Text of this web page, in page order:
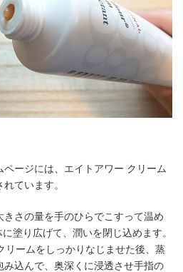
ージには、エイトアワー クリーム
ています。
きさの量を手のひらでこすって温め
塗り広げて、潤いを閉じ込めます。
リームをしっかりなじませた後、蒸
み込んで、奥深くに浸透させ手指の